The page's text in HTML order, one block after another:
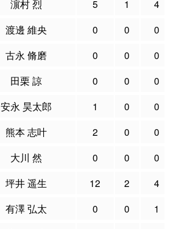
濵村 烈 5 1
4
渡邊 維央 0 0
0
古永 脩磨 0 0
0
田栗 諒 0 0
0
安永 昊太郎 1 0
0
熊本 志叶 2 0
0
大川 然 0 0
0
坪井 遥生 12 2
4
有澤 弘太 0 0
1